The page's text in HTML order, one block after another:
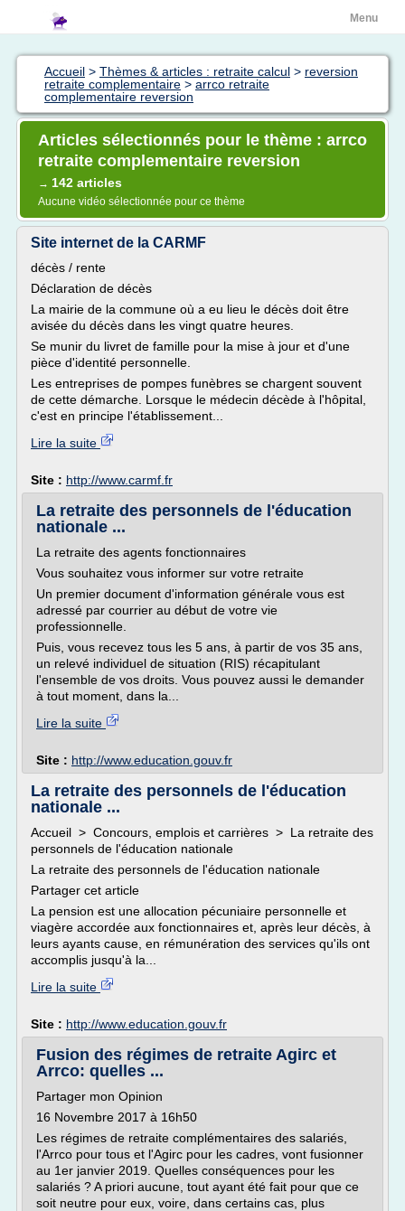
Menu
Accueil > Thèmes & articles : retraite calcul > reversion
retraite complementaire > arrco retraite
complementaire reversion
Articles sélectionnés pour le thème : arrco
retraite complementaire reversion
→ 142 articles
Aucune vidéo sélectionnée pour ce thème
Site internet de la CARMF
décès / rente
Déclaration de décès
La mairie de la commune où a eu lieu le décès doit être
avisée du décès dans les vingt quatre heures.
Se munir du livret de famille pour la mise à jour et d'une
pièce d'identité personnelle.
Les entreprises de pompes funèbres se chargent souvent
de cette démarche. Lorsque le médecin décède à l'hôpital,
c'est en principe l'établissement...
Lire la suite
Site : http://www.carmf.fr
La retraite des personnels de l'éducation
nationale ...
La retraite des agents fonctionnaires
Vous souhaitez vous informer sur votre retraite
Un premier document d'information générale vous est
adressé par courrier au début de votre vie
professionnelle.
Puis, vous recevez tous les 5 ans, à partir de vos 35 ans,
un relevé individuel de situation (RIS) récapitulant
l'ensemble de vos droits. Vous pouvez aussi le demander
à tout moment, dans la...
Lire la suite
Site : http://www.education.gouv.fr
La retraite des personnels de l'éducation
nationale ...
Accueil > Concours, emplois et carrières > La retraite des
personnels de l'éducation nationale
La retraite des personnels de l'éducation nationale
Partager cet article
La pension est une allocation pécuniaire personnelle et
viagère accordée aux fonctionnaires et, après leur décès, à
leurs ayants cause, en rémunération des services qu'ils ont
accomplis jusqu'à la...
Lire la suite
Site : http://www.education.gouv.fr
Fusion des régimes de retraite Agirc et
Arrco: quelles ...
Partager mon Opinion
16 Novembre 2017 à 16h50
Les régimes de retraite complémentaires des salariés,
l'Arrco pour tous et l'Agirc pour les cadres, vont fusionner
au 1er janvier 2019. Quelles conséquences pour les
salariés ? A priori aucune, tout ayant été fait pour que ce
soit neutre pour eux, voire, dans certains cas, plus